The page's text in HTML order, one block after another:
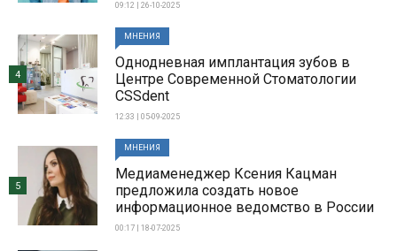
09:12 | 26-10-2025
МНЕНИЯ
Однодневная имплантация зубов в
Центре Современной Стоматологии
CSSdent
12:33 | 05-09-2025
4
МНЕНИЯ
Медиаменеджер Ксения Кацман
предложила создать новое
информационное ведомство в России
00:17 | 18-07-2025
5